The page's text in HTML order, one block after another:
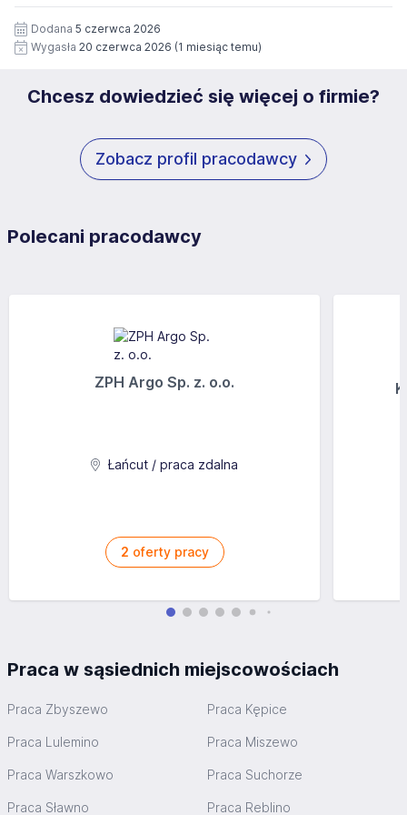
https://www.workprofit.pl/klauzula-informacyjna.html
12 miesięcy. Zgoda jest dobrowolna i może być w każdym
czasie wycofana.
Dodana 5 czerwca 2026
Wygasła 20 czerwca 2026 (1 miesiąc temu)
Chcesz dowiedzieć się więcej o firmie?
Zobacz profil pracodawcy
Polecani pracodawcy
ZPH Argo Sp. z. o.o.
Łańcut / praca zdalna
2 oferty pracy
Praca w sąsiednich miejscowościach
Praca Zbyszewo Praca Kępice
Praca Lulemino Praca Miszewo
Praca Warszkowo Praca Suchorze
Praca Sławno Praca Reblino